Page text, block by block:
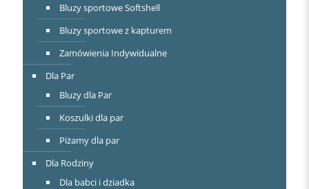
Bluzy sportowe Softshell
Bluzy sportowe z kapturem
Zamówienia Indywidualne
Dla Par
Bluzy dla Par
Koszulki dla par
Piżamy dla par
Dla Rodziny
Dla babci i dziadka